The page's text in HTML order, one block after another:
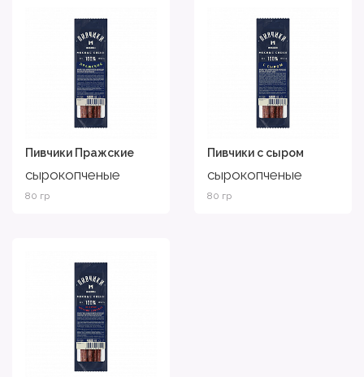
Пивчики Пражские
сырокопченые
80 гр
Пивчики с сыром
сырокопченые
80 гр